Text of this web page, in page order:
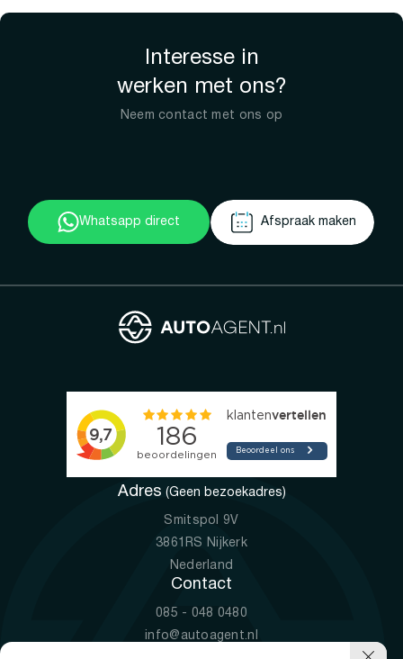
Interesse in
werken met ons?
Neem contact met ons op
Whatsapp direct Afspraak maken
Adres (Geen bezoekadres)
Smitspol 9V
3861RS Nijkerk
Nederland
Contact
085 - 048 0480
info@autoagent.nl